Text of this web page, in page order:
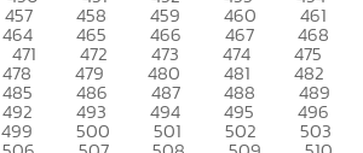
457 458 459 460 461
464 465 466 467 468
471 472 473 474 475
478 479 480 481 482
485 486 487 488 489
492 493 494 495 496
499 500 501 502 503